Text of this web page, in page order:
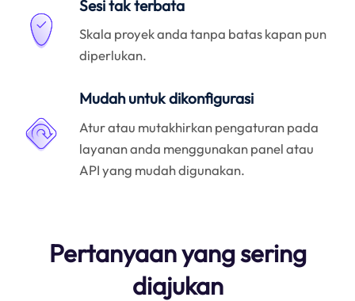
Sesi tak terbata
Skala proyek anda tanpa batas kapan pun
diperlukan.
Mudah untuk dikonfigurasi
Atur atau mutakhirkan pengaturan pada
layanan anda menggunakan panel atau
API yang mudah digunakan.
Pertanyaan yang sering
diajukan